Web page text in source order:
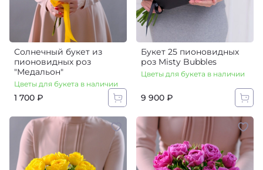
Солнечный букет из
пионовидных роз
"Медальон"
Цветы для букета в наличии
1 700 ₽
Букет 25 пионовидных
роз Misty Bubbles
Цветы для букета в наличии
9 900 ₽